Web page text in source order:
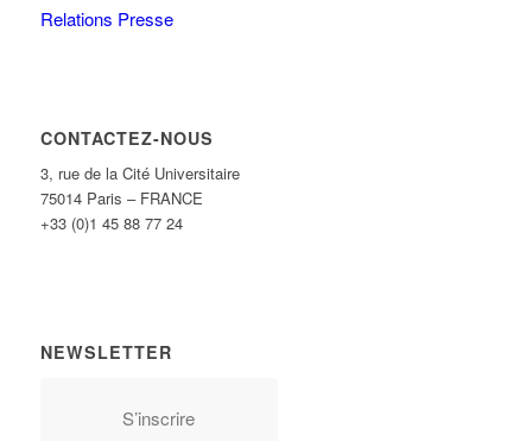
Relations Presse
CONTACTEZ-NOUS
3, rue de la Cité Universitaire
75014 Paris – FRANCE
+33 (0)1 45 88 77 24
NEWSLETTER
S’inscrire